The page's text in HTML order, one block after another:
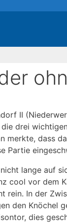
II
drei
dass
Partie
lange auf
cool vor dem
rein. In der
den Knöchel
dies